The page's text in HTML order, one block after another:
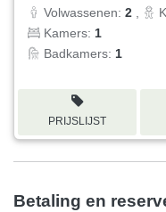
Volwassenen: 2
Kamers: 1
Badkamers: 1
PRIJSLIJST
Betaling en